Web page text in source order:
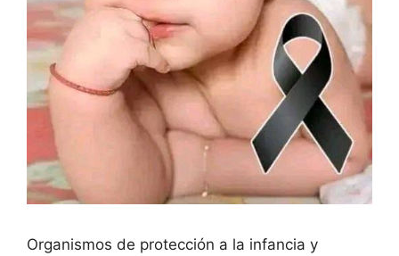
Organismos de protección a la infancia y